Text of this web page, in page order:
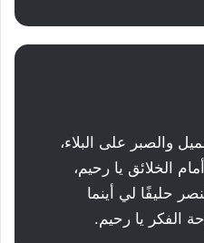
والصبر على البلاء،
الخلائق يا رحيم،
حليفًا لي أينما
الفكر يا رحيم.